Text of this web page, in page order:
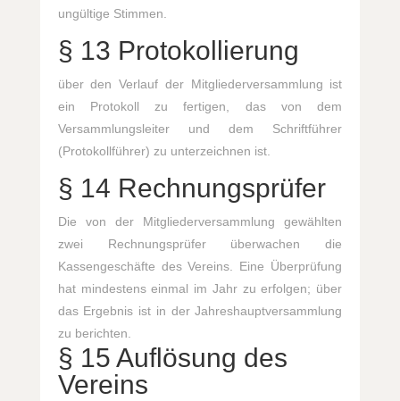
ungültige Stimmen.
§ 13 Protokollierung
über den Verlauf der Mitgliederversammlung ist
ein Protokoll zu fertigen, das von dem
Versammlungsleiter und dem Schriftführer
(Protokollführer) zu unterzeichnen ist.
§ 14 Rechnungsprüfer
Die von der Mitgliederversammlung gewählten
zwei Rechnungsprüfer überwachen die
Kassengeschäfte des Vereins. Eine Überprüfung
hat mindestens einmal im Jahr zu erfolgen; über
das Ergebnis ist in der Jahreshauptversammlung
zu berichten.
§ 15 Auflösung des
Vereins